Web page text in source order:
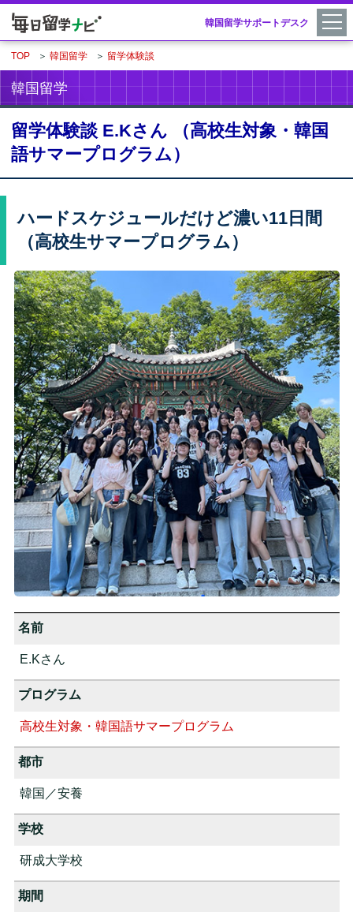
韓国留学サポートデスク
TOP ＞ 韓国留学 ＞ 留学体験談
韓国留学
留学体験談 E.Kさん （高校生対象・韓国
語サマープログラム）
ハードスケジュールだけど濃い11日間
（高校生サマープログラム）
名前
E.Kさん
プログラム
高校生対象・韓国語サマープログラム
都市
韓国／安養
学校
研成大学校
期間